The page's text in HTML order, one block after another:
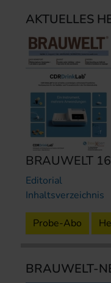
AKTUELLES
BRAUWELT 16
Editorial
Inhaltsverzeichnis
Probe-Abo
BRAUWELT-